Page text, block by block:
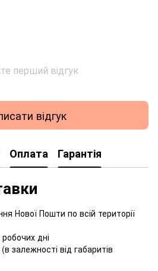
перший відгук
відгук
Оплата Гарантія
Нової Пошти по всій території
дні
залежності від габаритів